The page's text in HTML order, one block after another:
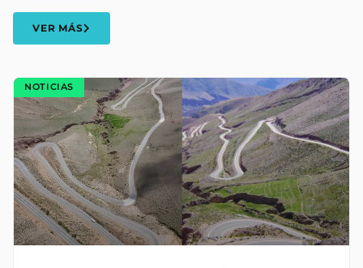
VER MÁS
NOTICIAS